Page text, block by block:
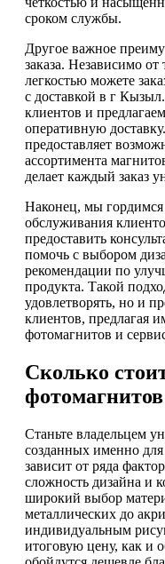
сроком службы.
Другое важное
заказа. Независимо
легкостью можете
с доставкой в г
клиентов и
оперативную
предоставляет
ассортимента
делает каждый заказ
Наконец, мы
обслуживания
предоставить
помочь с выбором
рекомендации по
продукта. Такой
удовлетворять, но и
клиентов, предлагая
фотомагнитов и
Сколько
фотомагнитов
Станьте владельцем
созданных именно для
зависит от ряда
сложность дизайна и
широкий выбор
металлических до
индивидуальным
итоговую цену, как и